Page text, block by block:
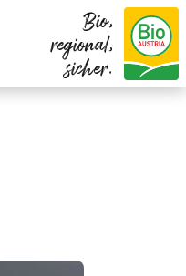
Bio,
regional,
sicher.